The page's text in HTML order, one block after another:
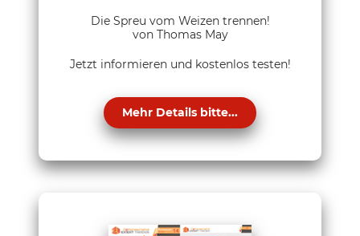
Die Spreu vom Weizen trennen!
von Thomas May
Jetzt informieren und kostenlos testen!
Mehr Details bitte...